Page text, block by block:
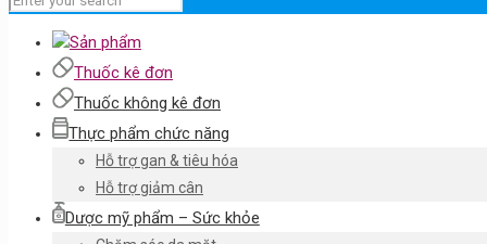
Sản phẩm
Thuốc kê đơn
Thuốc không kê đơn
Thực phẩm chức năng
Hỗ trợ gan & tiêu hóa
Hỗ trợ giảm cân
Dược mỹ phẩm – Sức khỏe